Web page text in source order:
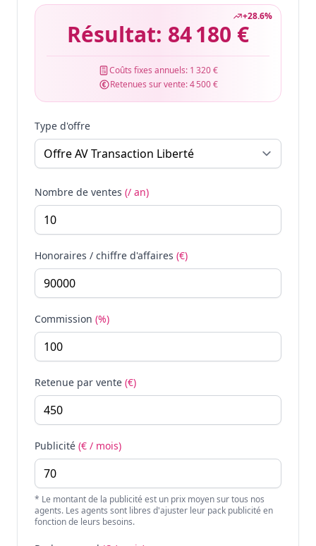
+28.6%
Résultat: 84 180 €
Coûts fixes annuels: 1 320 €
Retenues sur vente:4 500 €
Type d'offre
Nombre de ventes (/ an)
Honoraires / chiffre d'affaires (€)
Commission (%)
Retenue par vente (€)
Publicité (€ / mois)
* Le montant de la publicité est un prix moyen sur tous nos
agents. Les agents sont libres d'ajuster leur pack publicité en
fonction de leurs besoins.